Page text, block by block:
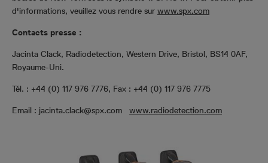
d'informations, veuillez vous rendre sur www.spx.com
Contacts presse :
Jacinta Clack, Radiodetection, Western Drive, Bristol, BS14 0AF,
Royaume-Uni.
Tél. : +44 (0) 117 976 7776, Fax : +44 (0) 117 976 7775
Email : jacinta.clack@spx.com www.radiodetection.com